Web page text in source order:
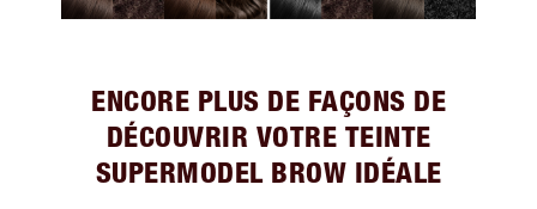
ENCORE PLUS DE FAÇONS DE
DÉCOUVRIR VOTRE TEINTE
SUPERMODEL BROW IDÉALE